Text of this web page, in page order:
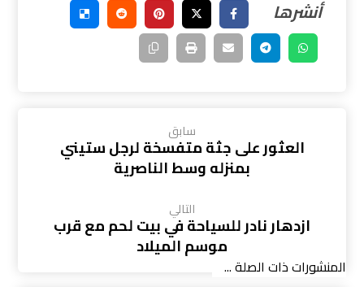
سابق
العثور على جثة متفسخة لرجل ستيني
بمنزله وسط الناصرية
التالي
ازدهار نادر للسياحة في بيت لحم مع قرب
موسم الميلاد
المنشورات ذات الصلة ...